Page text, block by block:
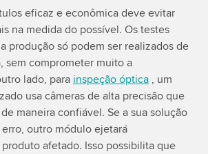
eficaz e econômica deve evitar
na medida do possível. Os testes
produção só podem ser realizados de
sem comprometer muito a
lado, para inspeção óptica, um
usa câmeras de alta precisão que
maneira confiável. Se a sua solução
outro módulo ejetará
afetado. Isso possibilita que